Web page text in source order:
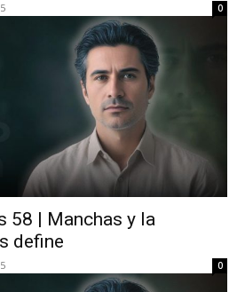
0
58 | Manchas y la
define
0